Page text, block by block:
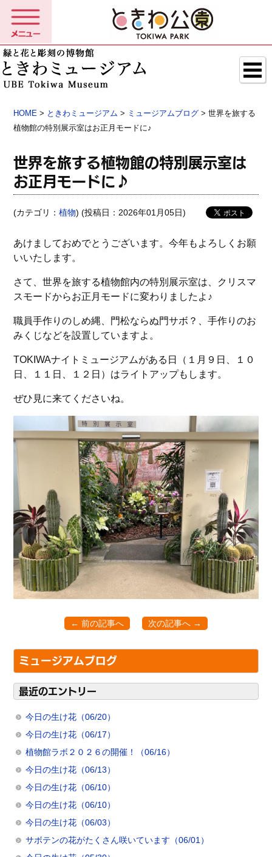
HOME > ときわミュージアム > ミュージアムブログ > 世界を旅する
植物館の特別展示室はお正月モードに♪
世界を旅する植物館の特別展示室は
お正月モードに♪
(カテゴリ：植物) (投稿日：2026年01月05日)
あけましておめでとうございます。今年もよろしくお願
いいたします。
さて、世界を旅する植物館内の特別展示室は、クリスマ
スモードからお正月モードに変わりましたよ♪
職員手作りのしめ縄、門松ならぬ門サボ？、手作りのお
みくじなどを設置していますよ。
TOKIWAナイトミュージアムがある日（１月９日、１０
日、１１日、１２日）はライトアップもします。
ぜひ見に来てくださいね。
← 前の記事へ 次の記事へ →
ミュージアムブログ
最近のエントリー
今日の生け花（06/20）
今日の生け花（06/17）
植物館ラボ２０２６の開催！（06/16）
今日の生け花（06/13）
今日の生け花（06/10）
今日の生け花（06/10）
今日の生け花（06/03）
サボテンの花がたくさん咲いています（06/01）